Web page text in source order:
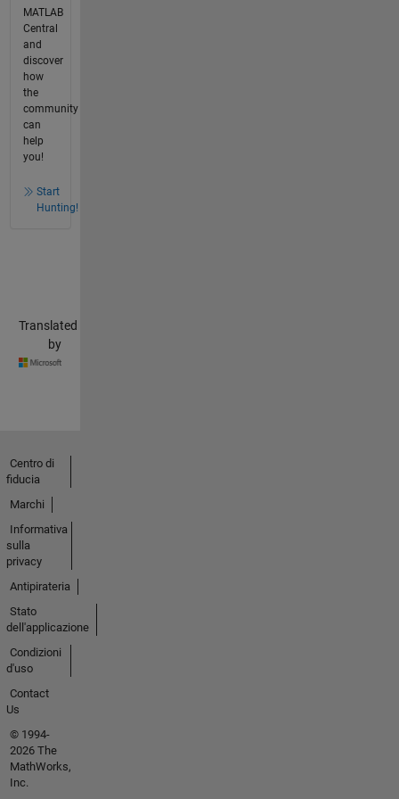
MATLAB
Central
and
discover
how
the
community
can
help
you!
Start
Hunting!
Translated
by
Centro di
fiducia
Marchi
Informativa
sulla
privacy
Antipirateria
Stato
dell'applicazione
Condizioni
d'uso
Contact
Us
© 1994-
2026 The
MathWorks,
Inc.